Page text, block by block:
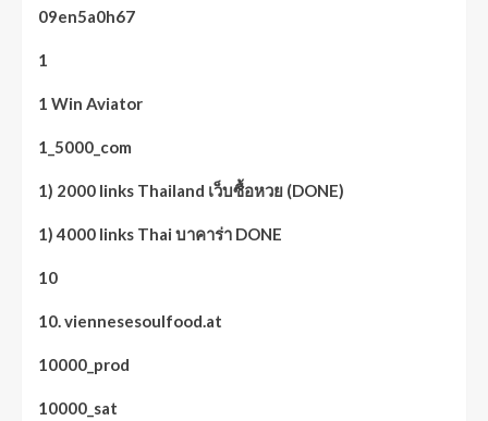
09en5a0h67
1
1 Win Aviator
1_5000_com
1) 2000 links Thailand เว็บซื้อหวย (DONE)
1) 4000 links Thai บาคาร่า DONE
10
10. viennesesoulfood.at
10000_prod
10000_sat